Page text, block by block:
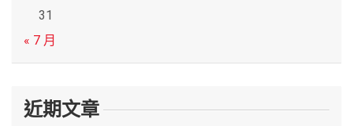
31
« 7 月
近期文章